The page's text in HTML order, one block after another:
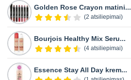
Golden Rose Crayon matini...
(2 atsiliepimai)
Bourjois Healthy Mix Seru...
(4 atsiliepimai)
Essence Stay All Day krem...